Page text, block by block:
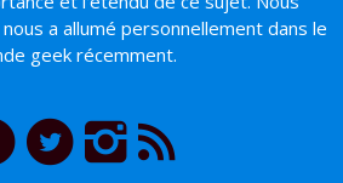
a allumé personnellement dans le
geek récemment.